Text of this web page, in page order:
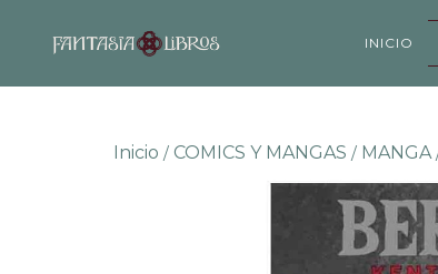
INICIO
Inicio / COMICS Y MANGAS / MANGA